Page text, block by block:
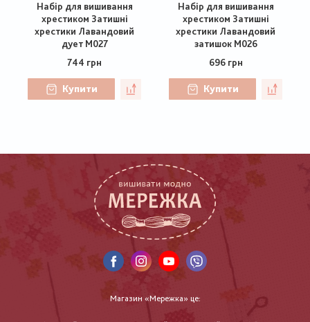
Набір для вишивання
хрестиком Затишні
хрестики Лавандовий
дует М027
744 грн
Купити
Набір для вишивання
хрестиком Затишні
хрестики Лавандовий
затишок М026
696 грн
Купити
Магазин «Мережка» це: